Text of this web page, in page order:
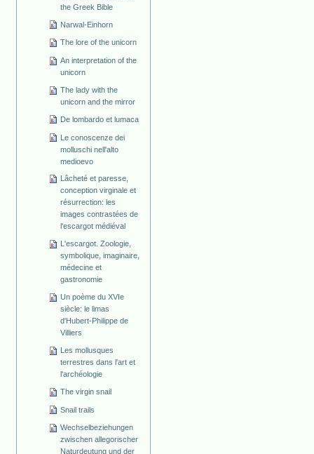
the Greek Bible
Narwal-Einhorn
The lore of the unicorn
An interpretation of the
unicorn
The lady with the
unicorn and the mirror
De lombardo et lumaca
Le conoscenze dei
molluschi nell'alto
medioevo
Lâcheté et paresse,
conception virginale et
résurrection: les
images contrastées de
l'escargot médiéval
L'escargot. Zoologie,
symbolique, imaginaire,
médecine et
gastronomie
Un poème du XVIe
siècle: le limas
d'Hubert-Philippe de
Villiers
Les mollusques
terrestres dans l'art et
l'archéologie
The virgin snail
Snail trails
Wechselbeziehungen
zwischen allegorischer
Naturdeutung und der